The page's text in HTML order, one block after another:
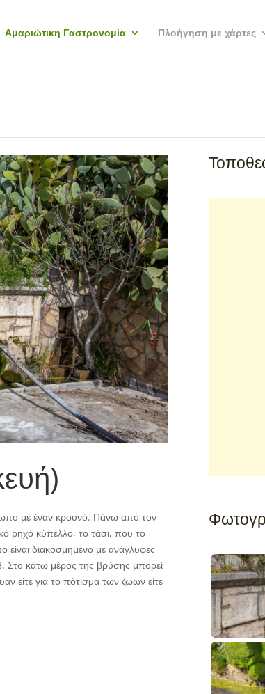
Αμαριώτικη Γαστρονομία Πλοήγηση με χάρτες
με έναν κρουνό. Πάνω από τον
ρηχό κύπελλο, το τάσι, που το
διακοσμημένο με ανάγλυφες
Στο κάτω μέρος της βρύσης μπορεί
είτε για το πότισμα των ζώων είτε